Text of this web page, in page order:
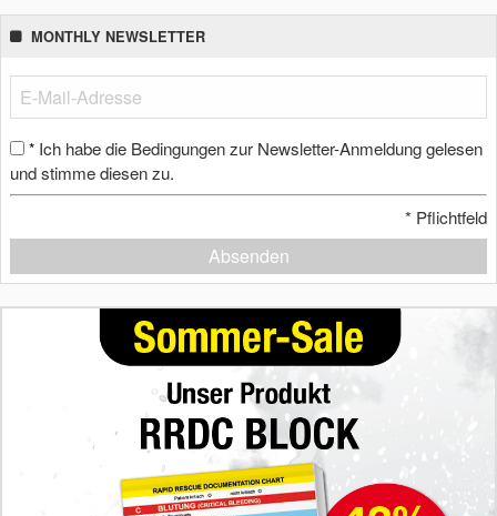
MONTHLY NEWSLETTER
* Ich habe die Bedingungen zur Newsletter-Anmeldung gelesen
und stimme diesen zu.
* Pflichtfeld
Absenden